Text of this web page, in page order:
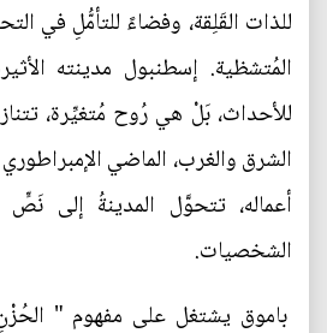
للذات القَلِقة، وفضاءً للتأمُّلِ في
المُتشظية. إسطنبول مدينته
للأحداث، بَلْ هي رُوح مُتغيِّرة،
الشرق والغرب، الماضي
أعماله، تتحوَّل المدينةُ إلى نَصٍّ
الشخصيات.
باموق يشتغل على مفهوم "